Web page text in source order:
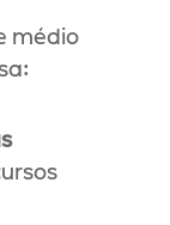
médio